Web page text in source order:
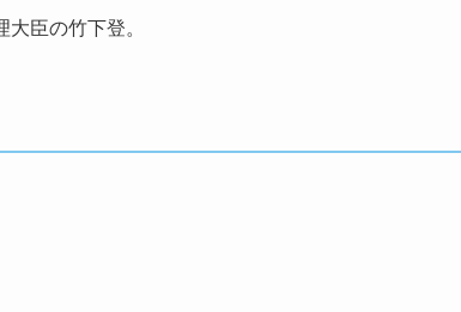
臣の竹下登。